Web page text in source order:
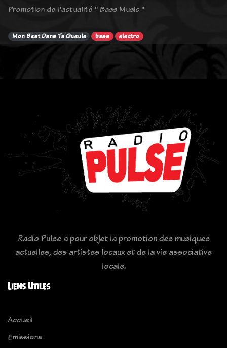
Promotion de l'actualité " Bass Music "
Mon Beat Dans Ta Gueule bass electro
Radio Pulse a pour objet la promotion des musiques
actuelles, des artistes locaux et de la vie associative
locale.
Liens Utiles
Accueil
Emissions